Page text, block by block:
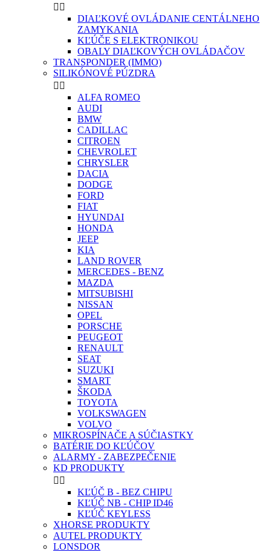
 
DIAĽKOVÉ OVLÁDANIE CENTÁLNEHO
ZAMYKANIA
KĽÚČE S ELEKTRONIKOU
OBALY DIAĽKOVÝCH OVLÁDAČOV
TRANSPONDER (IMMO)
SILIKÓNOVÉ PÚZDRA
 
ALFA ROMEO
AUDI
BMW
CADILLAC
CITROEN
CHEVROLET
CHRYSLER
DACIA
DODGE
FORD
FIAT
HYUNDAI
HONDA
JEEP
KIA
LAND ROVER
MERCEDES - BENZ
MAZDA
MITSUBISHI
NISSAN
OPEL
PORSCHE
PEUGEOT
RENAULT
SEAT
SUZUKI
SMART
ŠKODA
TOYOTA
VOLKSWAGEN
VOLVO
MIKROSPÍNAČE A SÚČIASTKY
BATÉRIE DO KĽÚČOV
ALARMY - ZABEZPEČENIE
KD PRODUKTY
 
KĽÚČ B - BEZ CHIPU
KĽÚČ NB - CHIP ID46
KĽÚČ KEYLESS
XHORSE PRODUKTY
AUTEL PRODUKTY
LONSDOR